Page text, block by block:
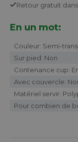
Retour gratuit
En un mot:
Couleur: Semi-
Sur pied: Non
Contenance cup:
Avec couvercle:
Matériel servir:
Pour combien de